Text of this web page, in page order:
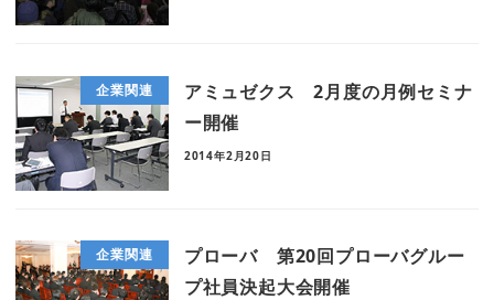
企業関連
アミュゼクス 2月度の月例セミナ
ー開催
2014年2月20日
企業関連
プローバ 第20回プローバグルー
プ社員決起大会開催